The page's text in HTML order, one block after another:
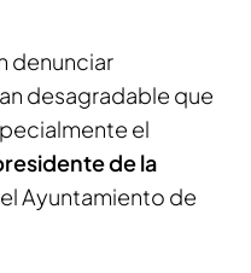
denunciar
desagradable que
el
de la
Ayuntamiento de